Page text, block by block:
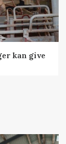
kan give